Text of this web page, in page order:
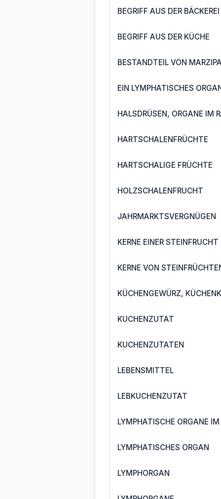
BEGRIFF AUS DER BÄCKEREI
BEGRIFF AUS DER KÜCHE
BESTANDTEIL VON
EIN LYMPHATISCHES
HALSDRÜSEN, ORGANE IM
HARTSCHALENFRÜCHTE
HARTSCHALIGE FRÜCHTE
HOLZSCHALENFRUCHT
JAHRMARKTSVERGNÜGEN
KERNE EINER STEINFRUCHT
KERNE VON
KÜCHENGEWÜRZ,
KUCHENZUTAT
KUCHENZUTATEN
LEBENSMITTEL
LEBKUCHENZUTAT
LYMPHATISCHE ORGANE IM
LYMPHATISCHES ORGAN
LYMPHORGAN